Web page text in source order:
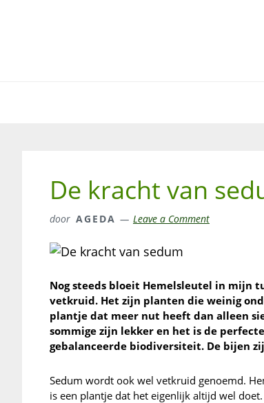
De kracht van
door AGEDA Leave a Comment
Nog steeds bloeit Hemelsleutel in mijn
vetkruid. Het zijn planten die weinig
plantje dat meer nut heeft dan alleen
sommige zijn lekker en het is de
gebalanceerde biodiversiteit. De bijen
Sedum wordt ook wel vetkruid genoemd.
is een plantje dat het eigenlijk altijd wel